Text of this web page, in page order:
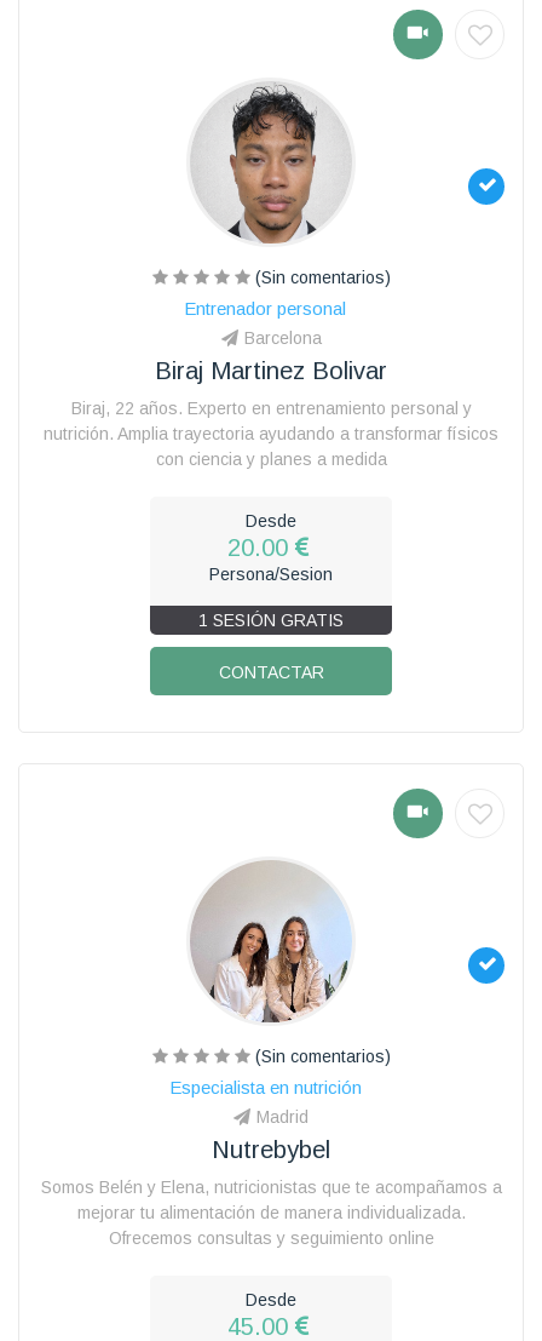
(Sin comentarios)
Entrenador personal
Barcelona
Biraj Martinez Bolivar
Biraj, 22 años. Experto en entrenamiento personal y
nutrición. Amplia trayectoria ayudando a transformar físicos
con ciencia y planes a medida
Desde
20.00
Persona/Sesion
1 SESIÓN GRATIS
CONTACTAR
(Sin comentarios)
Especialista en nutrición
Madrid
Nutrebybel
Somos Belén y Elena, nutricionistas que te acompañamos a
mejorar tu alimentación de manera individualizada.
Ofrecemos consultas y seguimiento online
Desde
45.00